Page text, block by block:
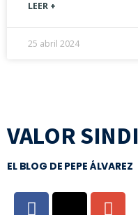
LEER +
25 abril 2024
VALOR
EL BLOG DE PEPE ÁLVAREZ